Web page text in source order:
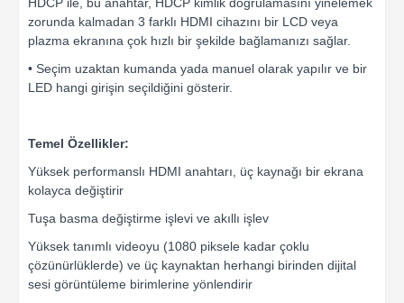
zorunda kalmadan 3 farklı HDMI cihazını bir LCD veya
plazma ekranına çok hızlı bir şekilde bağlamanızı sağlar.
• Seçim uzaktan kumanda yada manuel olarak yapılır ve bir
LED hangi girişin seçildiğini gösterir.
Temel Özellikler:
Yüksek performanslı HDMI anahtarı, üç kaynağı bir ekrana
kolayca değiştirir
Tuşa basma değiştirme işlevi ve akıllı işlev
Yüksek tanımlı videoyu (1080 piksele kadar çoklu
çözünürlüklerde) ve üç kaynaktan herhangi birinden dijital
sesi görüntüleme birimlerine yönlendirir